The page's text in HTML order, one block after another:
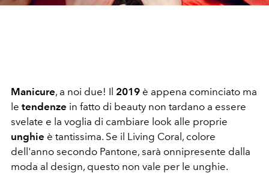
Manicure, a noi due! Il 2019 è appena cominciato ma
le tendenze in fatto di beauty non tardano a essere
svelate e la voglia di cambiare look alle proprie
unghie è tantissima. Se il Living Coral, colore
dell'anno secondo Pantone, sarà onnipresente dalla
moda al design, questo non vale per le unghie.